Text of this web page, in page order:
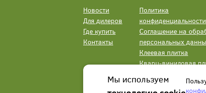
Новости
Для дилеров
Где купить
Контакты
Политика
конфиденциальности
Соглашение на
персональных
Клеевая плитка
Кварц-виниловая
Мы используем